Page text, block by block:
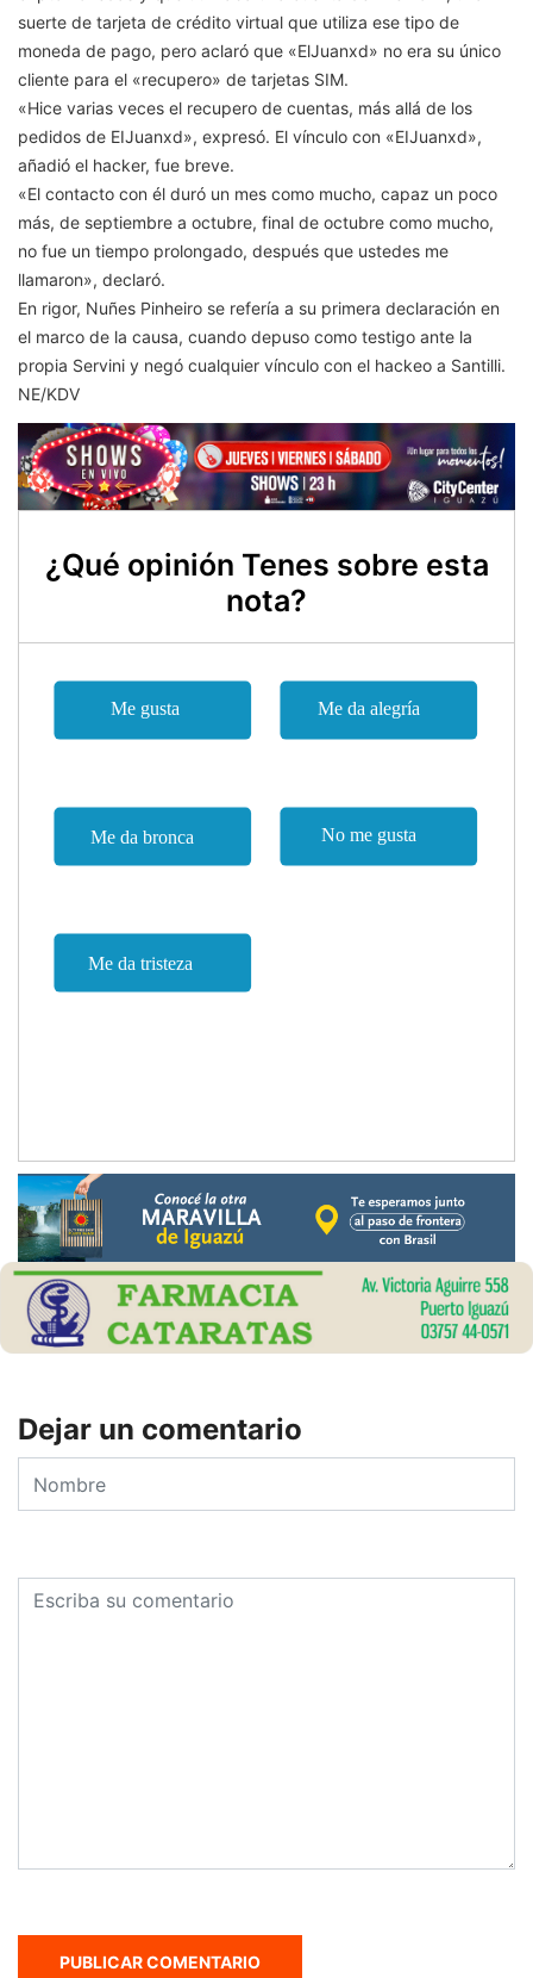
suerte de tarjeta de crédito virtual que utiliza ese tipo de
moneda de pago, pero aclaró que «ElJuanxd» no era su único
cliente para el «recupero» de tarjetas SIM.
«Hice varias veces el recupero de cuentas, más allá de los
pedidos de EIJuanxd», expresó. El vínculo con «EIJuanxd»,
añadió el hacker, fue breve.
«El contacto con él duró un mes como mucho, capaz un poco
más, de septiembre a octubre, final de octubre como mucho,
no fue un tiempo prolongado, después que ustedes me
llamaron», declaró.
En rigor, Nuñes Pinheiro se refería a su primera declaración en
el marco de la causa, cuando depuso como testigo ante la
propia Servini y negó cualquier vínculo con el hackeo a Santilli.
NE/KDV
¿Qué opinión Tenes sobre esta
nota?
Dejar un comentario